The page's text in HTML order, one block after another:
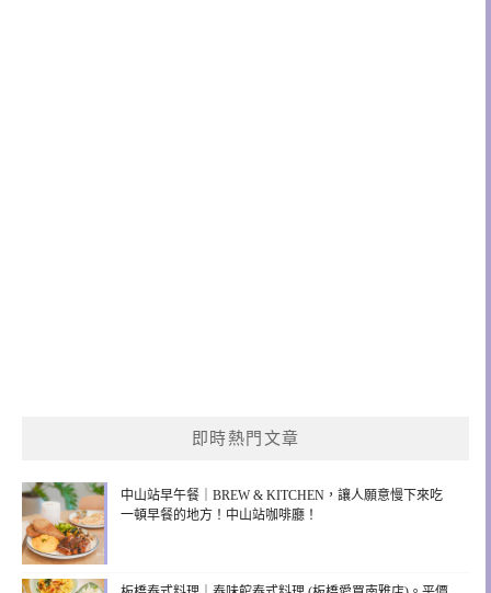
即時熱門文章
中山站早午餐｜BREW & KITCHEN，讓人願意慢下來吃
一頓早餐的地方！中山站咖啡廳！